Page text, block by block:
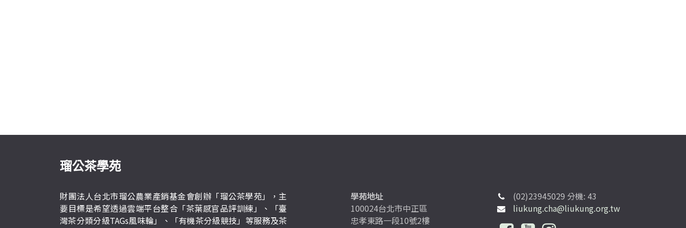
瑠公茶學苑
財團法人台北市瑠公農業產銷基金會創辦「瑠公茶學苑」，主
要目標是希望透過雲端平台整合「茶葉感官品評訓練」、「臺
灣茶分類分級TAGs風味輪」、「有機茶分級競技」等服務及茶
學苑地址
100024台北市中正區
忠孝東路一段10號2樓
(02)23945029 分機: 43
liukung.cha@liukung.org.tw